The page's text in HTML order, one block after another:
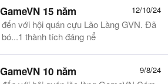
12/10/24
15 năm
với hội quán cựu Lão Làng GVN. Đã
thành tích đáng nể
9/8/24
10 năm